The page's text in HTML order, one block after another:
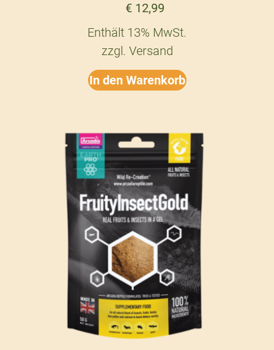
€12,99
Enthält 13% MwSt.
zzgl. Versand
In den Warenkorb